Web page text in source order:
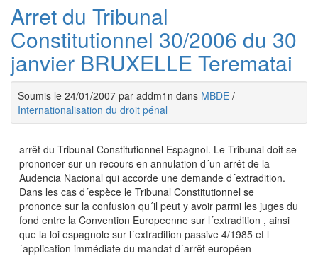
Arret du Tribunal
Constitutionnel 30/2006 du 30
janvier BRUXELLE Terematai
Soumis le 24/01/2007 par addm1n dans MBDE /
Internationalisation du droit pénal
arrêt du Tribunal Constitutionnel Espagnol. Le Tribunal doit se
prononcer sur un recours en annulation d´un arrêt de la
Audencia Nacional qui accorde une demande d´extradition.
Dans les cas d´espèce le Tribunal Constitutionnel se
prononce sur la confusion qu´il peut y avoir parmi les juges du
fond entre la Convention Europeenne sur l´extradition , ainsi
que la loi espagnole sur l´extradition passive 4/1985 et l
´application immédiate du mandat d´arrêt européen